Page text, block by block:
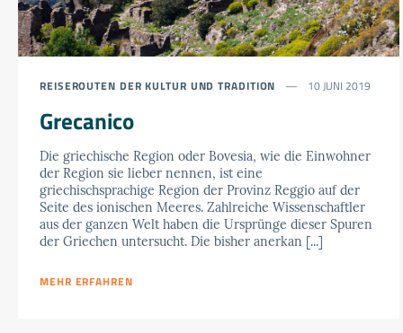
REISEROUTEN DER KULTUR UND TRADITION 10 JUNI 2019
Grecanico
Die griechische Region oder Bovesia, wie die Einwohner
der Region sie lieber nennen, ist eine
griechischsprachige Region der Provinz Reggio auf der
Seite des ionischen Meeres. Zahlreiche Wissenschaftler
aus der ganzen Welt haben die Ursprünge dieser Spuren
der Griechen untersucht. Die bisher anerkan [...]
MEHR ERFAHREN